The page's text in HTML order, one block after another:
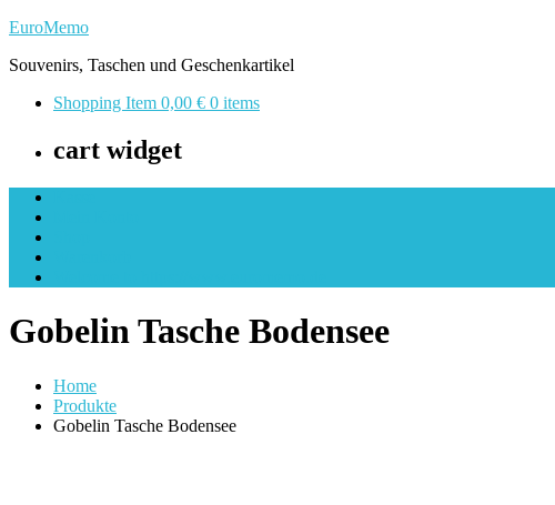
Skip
content
EuroMemo
Souvenirs, Taschen und Geschenkartikel
Shopping Item 0,00 € 0 items
cart widget
Gobelin Tasche Bodensee
Home
Produkte
Gobelin Tasche Bodensee